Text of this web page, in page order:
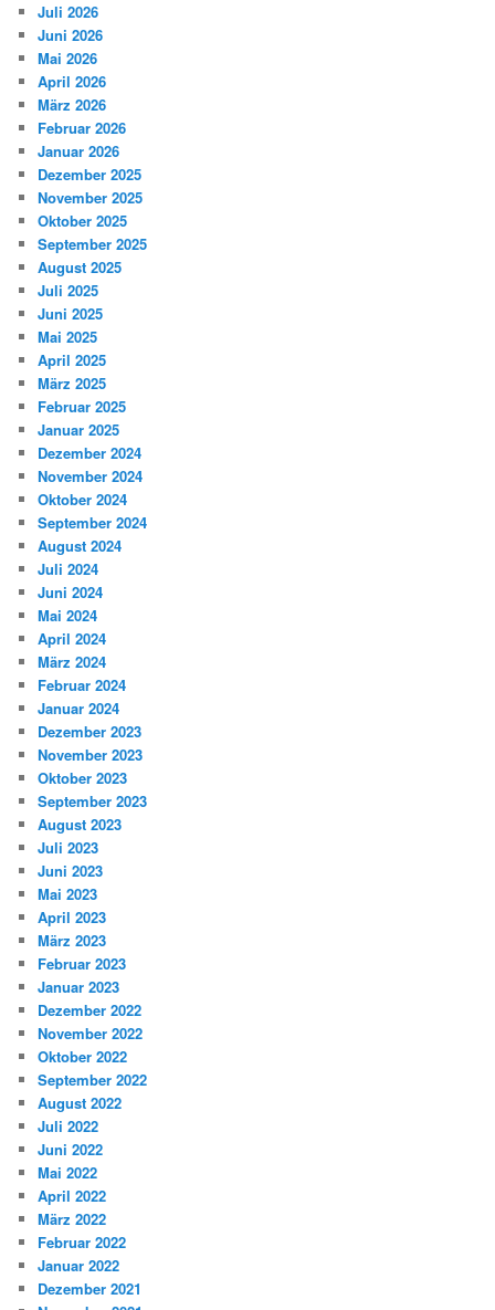
Juli 2026
Juni 2026
Mai 2026
April 2026
März 2026
Februar 2026
Januar 2026
Dezember 2025
November 2025
Oktober 2025
September 2025
August 2025
Juli 2025
Juni 2025
Mai 2025
April 2025
März 2025
Februar 2025
Januar 2025
Dezember 2024
November 2024
Oktober 2024
September 2024
August 2024
Juli 2024
Juni 2024
Mai 2024
April 2024
März 2024
Februar 2024
Januar 2024
Dezember 2023
November 2023
Oktober 2023
September 2023
August 2023
Juli 2023
Juni 2023
Mai 2023
April 2023
März 2023
Februar 2023
Januar 2023
Dezember 2022
November 2022
Oktober 2022
September 2022
August 2022
Juli 2022
Juni 2022
Mai 2022
April 2022
März 2022
Februar 2022
Januar 2022
Dezember 2021